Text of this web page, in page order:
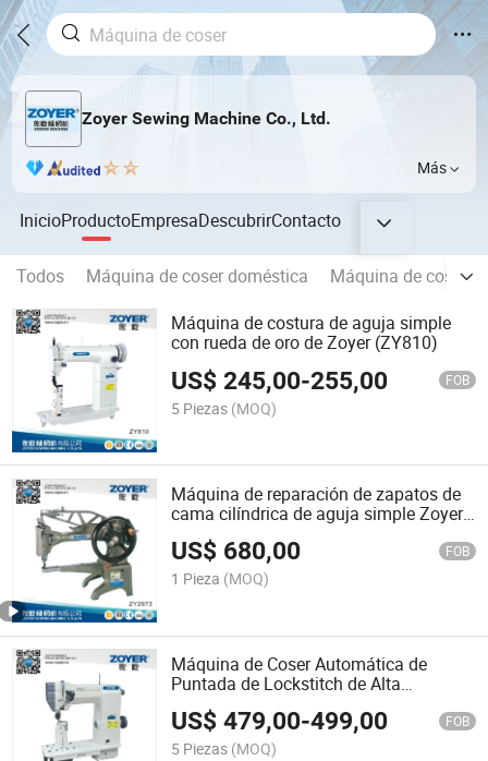
Zoyer Sewing Machine Co., Ltd.
Más
InicioProductoEmpresaDescubrirContacto
Todos Máquina de coser doméstica
Máquina de coser
Máquina de costura de aguja simple
con rueda de oro de Zoyer (ZY810)
US$245,00-255,00 FOB
5 Piezas (MOQ)
Máquina de reparación de zapatos de
cama cilíndrica de aguja simple Zoyer
(ZY 2973)
US$ 680,00 FOB
1 Pieza (MOQ)
Máquina de Coser Automática de
Puntada de Lockstitch de Alta
Velocidad Zy9910
US$479,00-499,00 FOB
5 Piezas (MOQ)